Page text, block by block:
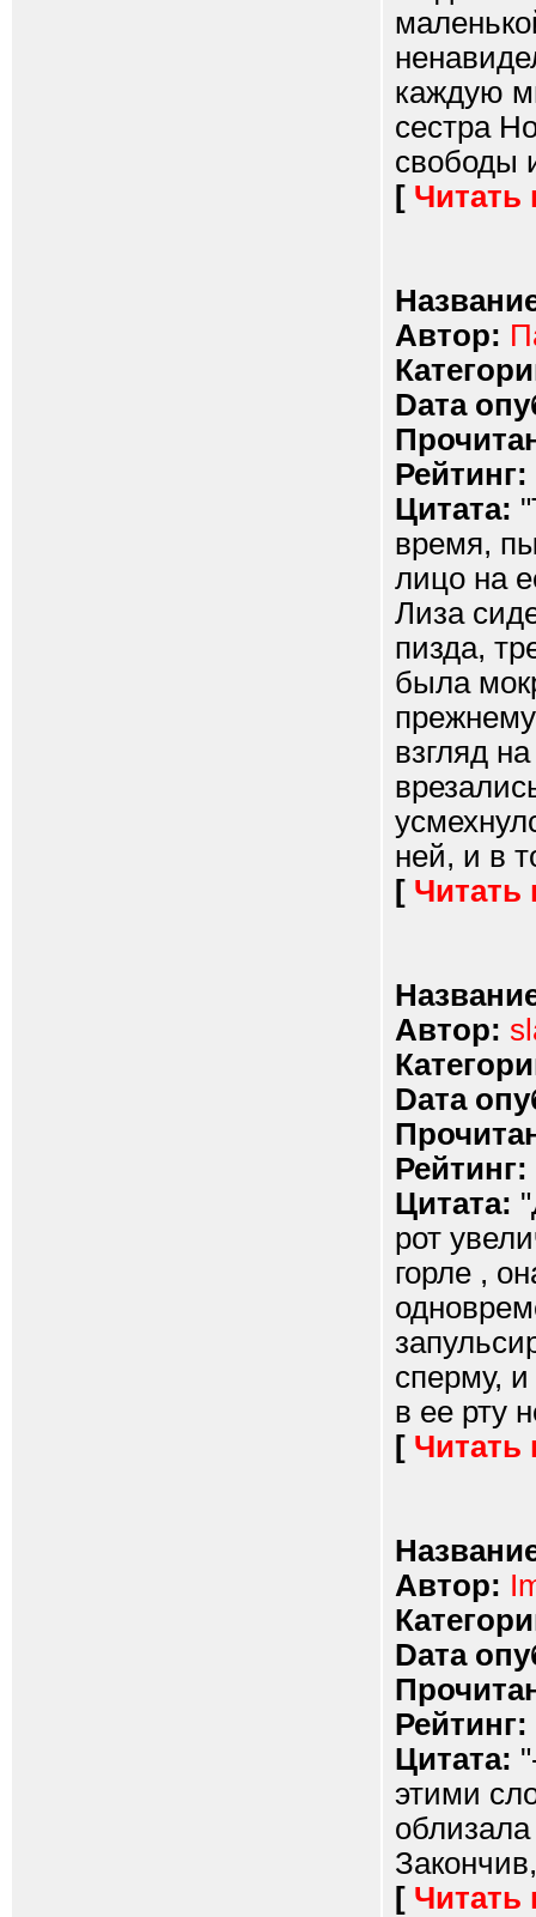
каждую
сестра
свободы
[ Читать
Автор:
Dата
Рейтинг:
Цитата:
время,
лицо на
Лиза
пизда,
была
взгляд
ней, и в
[ Читать
Автор:
Dата
Рейтинг:
Цитата:
рот
горле ,
сперму,
в ее рту
[ Читать
Автор:
Dата
Рейтинг:
Цитата:
этими
[ Читать